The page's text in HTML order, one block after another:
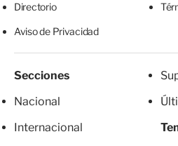
Directorio
Aviso de Privacidad
Secciones
Nacional
Internacional